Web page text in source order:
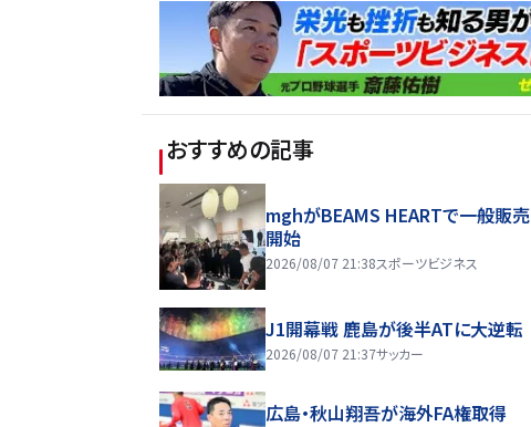
おすすめの記事
mghがBEAMS HEARTで一般販売
開始
2026/08/07 21:38スポーツビジネス
J1開幕戦 鹿島が後半ATに大逆転
2026/08/07 21:37サッカー
広島・秋山翔吾が海外FA権取得